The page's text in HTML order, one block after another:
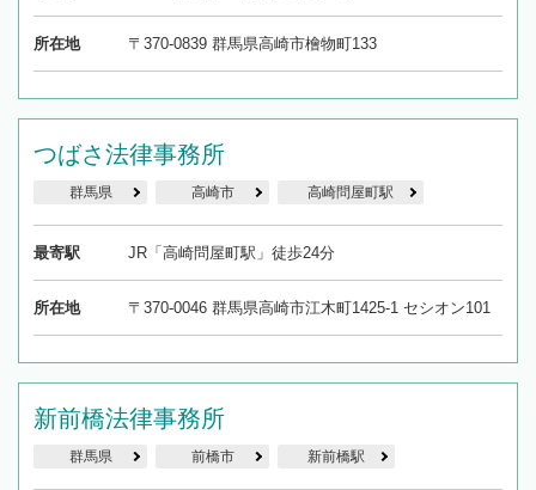
所在地 〒370-0839 群馬県高崎市檜物町133
つばさ法律事務所
群馬県 高崎市 高崎問屋町駅
最寄駅 JR「高崎問屋町駅」徒歩24分
所在地 〒370-0046 群馬県高崎市江木町1425-1 セシオン101
新前橋法律事務所
群馬県 前橋市 新前橋駅